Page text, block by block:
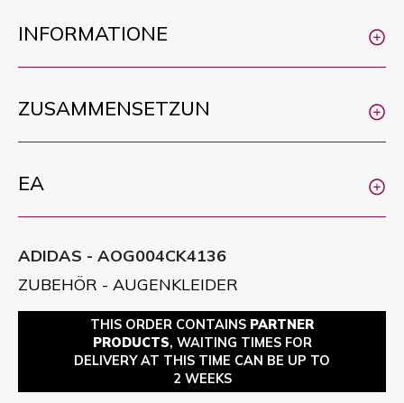
INFORMATIONE
ZUSAMMENSETZUN
EA
ADIDAS - AOG004CK4136
ZUBEHÖR - AUGENKLEIDER
THIS ORDER CONTAINS PARTNER
PRODUCTS, WAITING TIMES FOR
DELIVERY AT THIS TIME CAN BE UP TO
2 WEEKS